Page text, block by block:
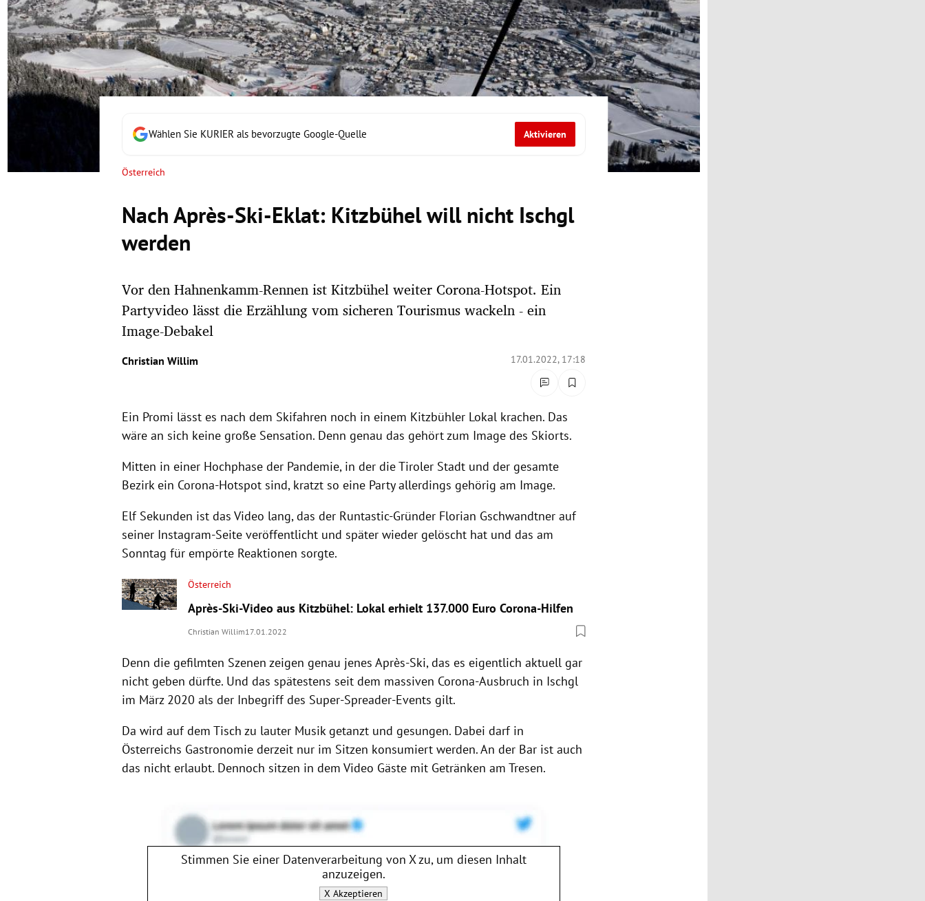
Untermenü
Untermenü
Untermenü
Wählen Sie KURIER als bevorzugte Google-Quelle Aktivieren
Österreich
Nach Après-Ski-Eklat: Kitzbühel will nicht Ischgl
werden
Vor den Hahnenkamm-Rennen ist Kitzbühel weiter Corona-Hotspot. Ein
Partyvideo lässt die Erzählung vom sicheren Tourismus wackeln - ein
Image-Debakel
Christian Willim 17.01.2022, 17:18
Ein Promi lässt es nach dem Skifahren noch in einem Kitzbühler Lokal krachen. Das
wäre an sich keine große Sensation. Denn genau das gehört zum Image des Skiorts.
Mitten in einer Hochphase der Pandemie, in der die Tiroler Stadt und der gesamte
Bezirk ein Corona-Hotspot sind, kratzt so eine Party allerdings gehörig am Image.
Elf Sekunden ist das Video lang, das der Runtastic-Gründer Florian Gschwandtner auf
seiner Instagram-Seite veröffentlicht und später wieder gelöscht hat und das am
Sonntag für empörte Reaktionen sorgte.
Österreich
Après-Ski-Video aus Kitzbühel: Lokal erhielt 137.000 Euro Corona-Hilfen
Christian Willim17.01.2022
Denn die gefilmten Szenen zeigen genau jenes Après-Ski, das es eigentlich aktuell gar
nicht geben dürfte. Und das spätestens seit dem massiven Corona-Ausbruch in Ischgl
im März 2020 als der Inbegriff des Super-Spreader-Events gilt.
Da wird auf dem Tisch zu lauter Musik getanzt und gesungen. Dabei darf in
Österreichs Gastronomie derzeit nur im Sitzen konsumiert werden. An der Bar ist auch
das nicht erlaubt. Dennoch sitzen in dem Video Gäste mit Getränken am Tresen.
Stimmen Sie einer Datenverarbeitung von Xzu, um diesen Inhalt
anzuzeigen.
X Akzeptieren